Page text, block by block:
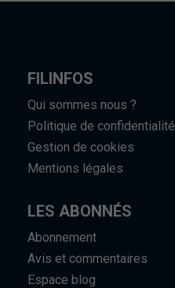
FILINFOS
Qui sommes nous ?
Politique de confidentialité
Gestion de cookies
Mentions légales
LES ABONNÉS
Abonnement
Avis et commentaires
Espace blog